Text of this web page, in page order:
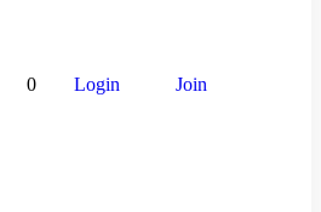
0 Login Join